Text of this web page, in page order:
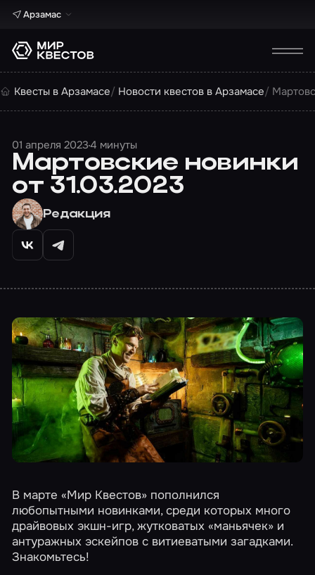
Арзамас
Квесты в Арзамасе Новости квестов в Арзамасе
01 апреля 20234 минуты
Мартовские новинки
от 31.03.2023
Редакция
В марте «Мир Квестов» пополнился
любопытными новинками, среди которых много
драйвовых экшн-игр, жутковатых «маньячек» и
антуражных эскейпов с витиеватыми загадками.
Знакомьтесь!